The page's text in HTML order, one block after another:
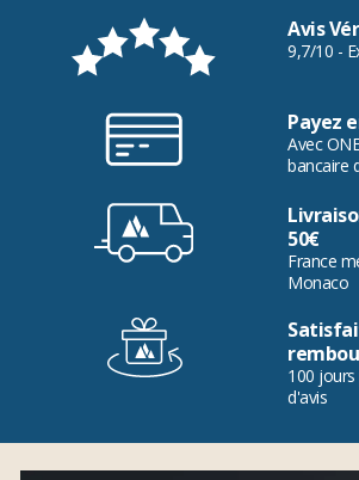
Avis
9,7/10 -
Payez
Avec
bancaire
50€
France
Monaco
100
d'avis